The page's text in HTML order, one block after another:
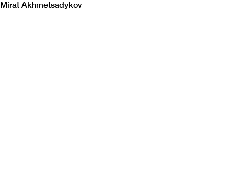
Mirat Akhmetsadykov